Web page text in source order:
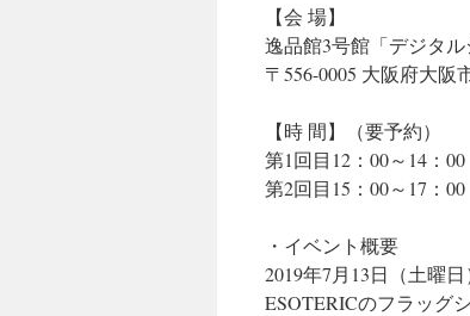
【会 場】
逸品館3号館「デジタル
〒556-0005 大阪府大阪
【時 間】（要予約）
第1回目12：00～14：00
第2回目15：00～17：00
・イベント概要
2019年7月13日（土曜
ESOTERICのフラッグ